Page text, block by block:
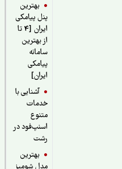
بهترین
پنل پیامکی
ایران [4 تا
از بهترین
سامانه
پیامکی
آشنایی با
خدمات
اسنپ‌فود در
بهترین